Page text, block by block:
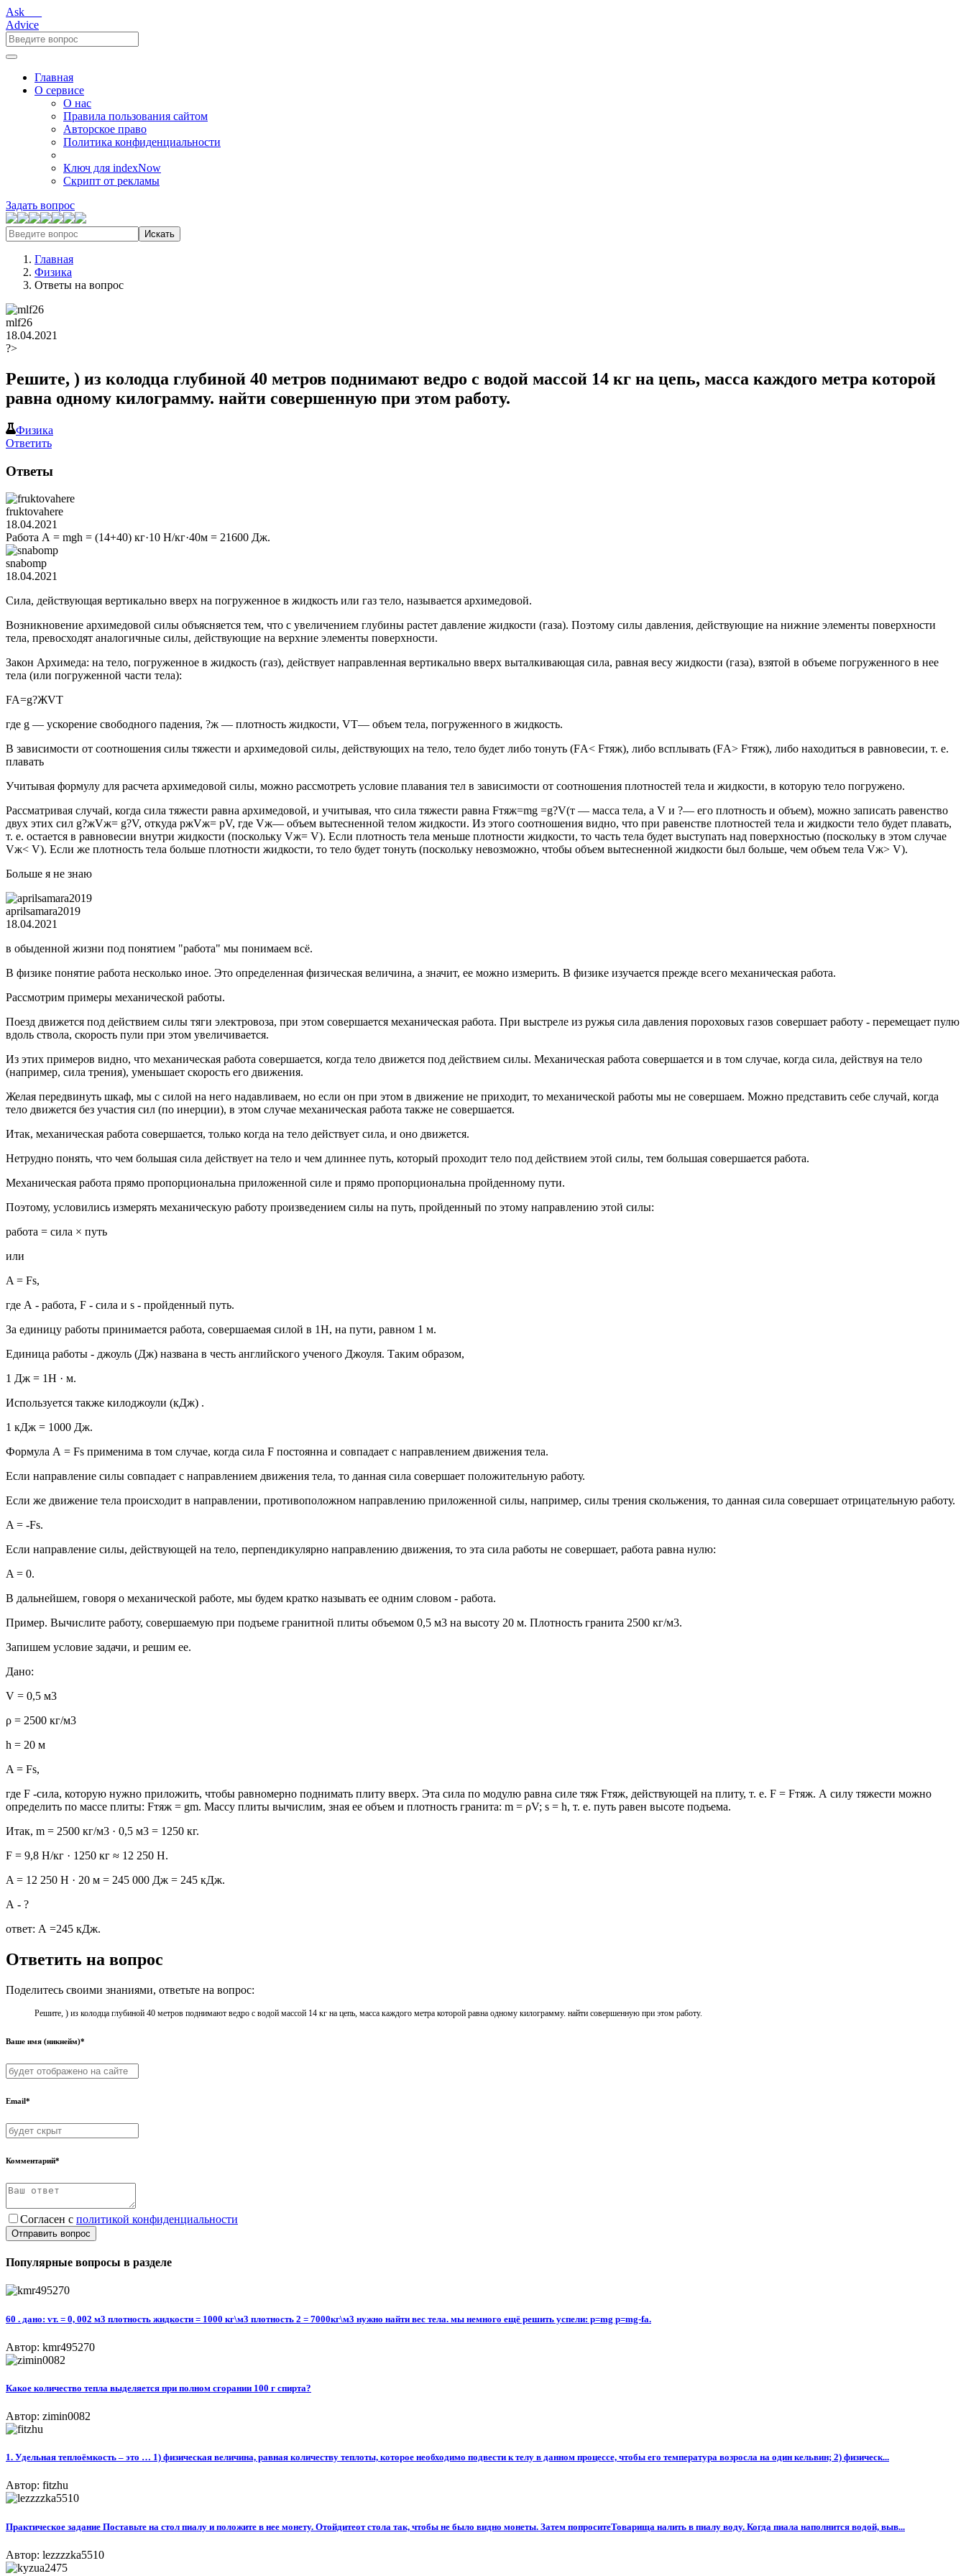
Ask___
Advice
Главная
О сервисе
О нас
Правила пользования сайтом
Авторское право
Политика конфиденциальности
Ключ для indexNow
Скрипт от рекламы
Задать вопрос
Искать
Главная
Физика
Ответы на вопрос
mlf26
18.04.2021
?>
Решите, ) из колодца глубиной 40 метров поднимают ведро с водой массой 14 кг на цепь, масса каждого метра которой
равна одному килограмму. найти совершенную при этом работу.
Физика
Ответить
Ответы
fruktovahere
18.04.2021
Работа А = mgh = (14+40) кг·10 Н/кг·40м = 21600 Дж.
snabomp
18.04.2021
Сила, действующая вертикально вверх на погруженное в жидкость или газ тело, называется архимедовой.
Возникновение архимедовой силы объясняется тем, что с увеличением глубины растет давление жидкости (газа). Поэтому силы давления, действующие на нижние элементы поверхности
тела, превосходят аналогичные силы, действующие на верхние элементы поверхности.
Закон Архимеда: на тело, погруженное в жидкость (газ), действует направленная вертикально вверх выталкивающая сила, равная весу жидкости (газа), взятой в объеме погруженного в нее
тела (или погруженной части тела):
FA=g?ЖVT
где g — ускорение свободного падения, ?ж — плотность жидкости, VТ— объем тела, погруженного в жидкость.
В зависимости от соотношения силы тяжести и архимедовой силы, действующих на тело, тело будет либо тонуть (FА< Fтяж), либо всплывать (FА> Fтяж), либо находиться в равновесии, т. е.
плавать
Учитывая формулу для расчета архимедовой силы, можно рассмотреть условие плавания тел в зависимости от соотношения плотностей тела и жидкости, в которую тело погружено.
Рассматривая случай, когда сила тяжести равна архимедовой, и учитывая, что сила тяжести равна Fтяж=mg =g?V(т — масса тела, а V и ?— его плотность и объем), можно записать равенство
двух этих сил g?жVж= g?V, откуда ржVж= pV, где Vж— объем вытесненной телом жидкости. Из этого соотношения видно, что при равенстве плотностей тела и жидкости тело будет плавать,
т. е. остается в равновесии внутри жидкости (поскольку Vж= V). Если плотность тела меньше плотности жидкости, то часть тела будет выступать над поверхностью (поскольку в этом случае
Vж< V). Если же плотность тела больше плотности жидкости, то тело будет тонуть (поскольку невозможно, чтобы объем вытесненной жидкости был больше, чем объем тела Vж> V).
Больше я не знаю
aprilsamara2019
18.04.2021
в обыденной жизни под понятием "работа" мы понимаем всё.
В физике понятие работа несколько иное. Это определенная физическая величина, а значит, ее можно измерить. В физике изучается прежде всего механическая работа.
Рассмотрим примеры механической работы.
Поезд движется под действием силы тяги электровоза, при этом совершается механическая работа. При выстреле из ружья сила давления пороховых газов совершает работу - перемещает пулю
вдоль ствола, скорость пули при этом увеличивается.
Из этих примеров видно, что механическая работа совершается, когда тело движется под действием силы. Механическая работа совершается и в том случае, когда сила, действуя на тело
(например, сила трения), уменьшает скорость его движения.
Желая передвинуть шкаф, мы с силой на него надавливаем, но если он при этом в движение не приходит, то механической работы мы не совершаем. Можно представить себе случай, когда
тело движется без участия сил (по инерции), в этом случае механическая работа также не совершается.
Итак, механическая работа совершается, только когда на тело действует сила, и оно движется.
Нетрудно понять, что чем большая сила действует на тело и чем длиннее путь, который проходит тело под действием этой силы, тем большая совершается работа.
Механическая работа прямо пропорциональна приложенной силе и прямо пропорциональна пройденному пути.
Поэтому, условились измерять механическую работу произведением силы на путь, пройденный по этому направлению этой силы:
работа = сила × путь
или
A = Fs,
где А - работа, F - сила и s - пройденный путь.
За единицу работы принимается работа, совершаемая силой в 1Н, на пути, равном 1 м.
Единица работы - джоуль (Дж) названа в честь английского ученого Джоуля. Таким образом,
1 Дж = 1Н · м.
Используется также килоджоули (кДж) .
1 кДж = 1000 Дж.
Формула А = Fs применима в том случае, когда сила F постоянна и совпадает с направлением движения тела.
Если направление силы совпадает с направлением движения тела, то данная сила совершает положительную работу.
Если же движение тела происходит в направлении, противоположном направлению приложенной силы, например, силы трения скольжения, то данная сила совершает отрицательную работу.
A = -Fs.
Если направление силы, действующей на тело, перпендикулярно направлению движения, то эта сила работы не совершает, работа равна нулю:
A = 0.
В дальнейшем, говоря о механической работе, мы будем кратко называть ее одним словом - работа.
Пример. Вычислите работу, совершаемую при подъеме гранитной плиты объемом 0,5 м3 на высоту 20 м. Плотность гранита 2500 кг/м3.
Запишем условие задачи, и решим ее.
Дано:
V = 0,5 м3
ρ = 2500 кг/м3
h = 20 м
A = Fs,
где F -сила, которую нужно приложить, чтобы равномерно поднимать плиту вверх. Эта сила по модулю равна силе тяж Fтяж, действующей на плиту, т. е. F = Fтяж. А силу тяжести можно
определить по массе плиты: Fтяж = gm. Массу плиты вычислим, зная ее объем и плотность гранита: m = ρV; s = h, т. е. путь равен высоте подъема.
Итак, m = 2500 кг/м3 · 0,5 м3 = 1250 кг.
F = 9,8 Н/кг · 1250 кг ≈ 12 250 Н.
A = 12 250 Н · 20 м = 245 000 Дж = 245 кДж.
А - ?
ответ: А =245 кДж.
Ответить на вопрос
Поделитесь своими знаниями, ответьте на вопрос:
Решите, ) из колодца глубиной 40 метров поднимают ведро с водой массой 14 кг на цепь, масса каждого метра которой равна одному килограмму. найти совершенную при этом работу.
Ваше имя (никнейм)*
Email*
Комментарий*
Согласен с политикой конфиденциальности
Отправить вопрос
Популярные вопросы в разделе
60 . дано: vт. = 0, 002 м3 плотность жидкости = 1000 кг\м3 плотность 2 = 7000кг\м3 нужно найти вес тела. мы немного ещё решить успели: p=mg p=mg-fа.
Автор: kmr495270
Какое количество тепла выделяется при полном сгорании 100 г спирта?
Автор: zimin0082
1. Удельная теплоёмкость – это … 1) физическая величина, равная количеству теплоты, которое необходимо подвести к телу в данном процессе, чтобы его температура возросла на один кельвин; 2) физическ...
Автор: fitzhu
Практическое задание Поставьте на стол пиалу и положите в нее монету. Отойдитеот стола так, чтобы не было видно монеты. Затем попроситеТоварища налить в пиалу воду. Когда пиала наполнится водой, выв...
Автор: lezzzzka5510